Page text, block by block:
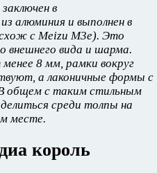
в
алюминия и выполнен в
с Meizu M3e). Это
внешнего вида и шарма.
8 мм, рамки вокруг
а лаконичные формы с
общем с таким стильным
среди толпы на
месте.
король